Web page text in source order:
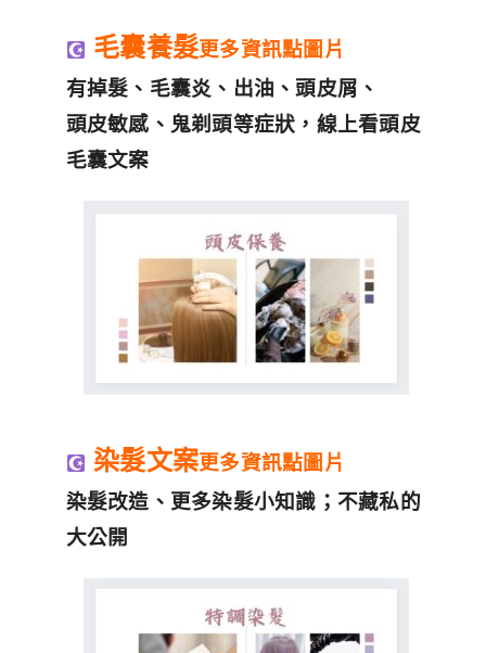
毛囊養髮更多資訊點圖片
有掉髮、毛囊炎、出油、頭皮屑、
頭皮敏感、鬼剃頭等症狀，線上看頭皮
毛囊文案
染髮文案更多資訊點圖片
染髮改造、更多染髮小知識；不藏私的
大公開